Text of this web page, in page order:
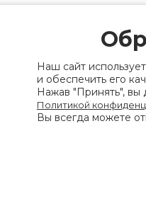
№ 758300.
д.79, пом. 9
на
магазина),
о нарушении
Номера
Наш сайт
и обеспечить его
Нажав "Принять", вы
Политикой
Вы всегда можете